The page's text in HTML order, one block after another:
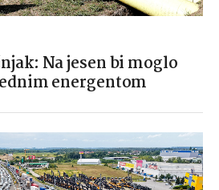
Na jesen bi moglo
energentom